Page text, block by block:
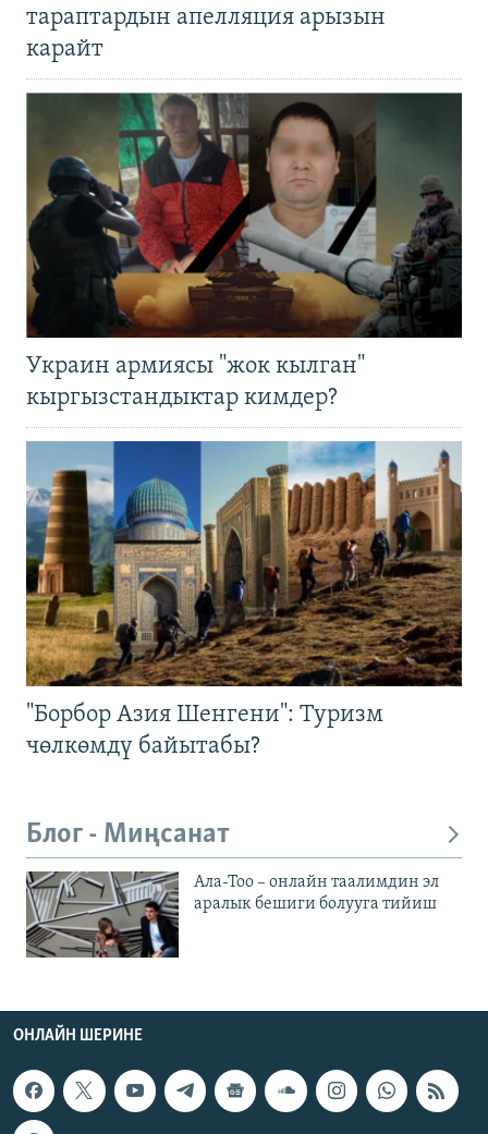
тараптардын апелляция арызын
карайт
Украин армиясы "жок кылган"
кыргызстандыктар кимдер?
"Борбор Азия Шенгени": Туризм
чөлкөмдү байытабы?
Блог - Миңсанат
Ала-Тоо – онлайн таалимдин эл
аралык бешиги болууга тийиш
ОНЛАЙН ШЕРИНЕ